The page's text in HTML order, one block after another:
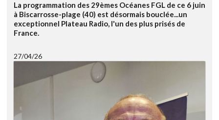
La programmation des 29èmes Océanes FGL de ce 6 juin
à Biscarrosse-plage (40) est désormais bouclée...un
exceptionnel Plateau Radio, l'un des plus prisés de
France.
27/04/26